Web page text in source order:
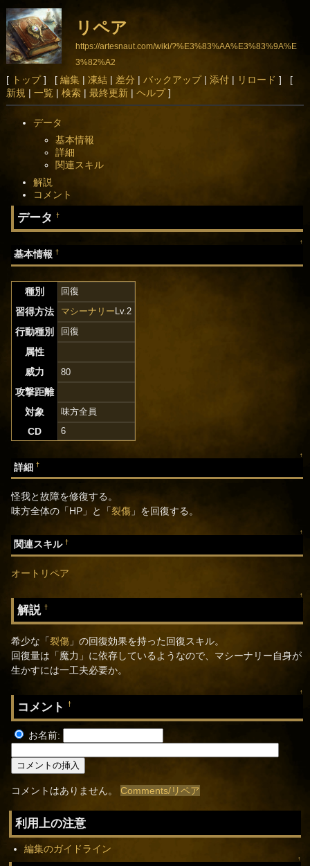
リペア
https://artesnaut.com/wiki/?%E3%83%AA%E3%83%9A%E
3%82%A2
[ トップ] [ 編集| 凍結| 差分 | バックアップ| 添付| リロード ] [
新規 | 一覧 | 検索| 最終更新| ヘルプ]
データ
基本情報
詳細
関連スキル
解説
コメント
データ†
↑
基本情報†
種別 回復
習得方法 マシーナリー Lv.2
行動種別 回復
属性
威力
80
攻撃距離
対象
味方全員
CD 6
↑
詳細†
怪我と故障を修復する。
味方全体の「HP」と「裂傷 」を回復する。
↑
関連スキル†
オートリペア
↑
解説†
希少な「裂傷 」の回復効果を持った回復スキル。
回復量は「魔力」に依存しているようなので、マシーナリー自身が
生かすには一工夫必要か。
↑
コメント†
お名前:
コメントはありません。Comments/リペア
利用上の注意
編集のガイドライン
↑